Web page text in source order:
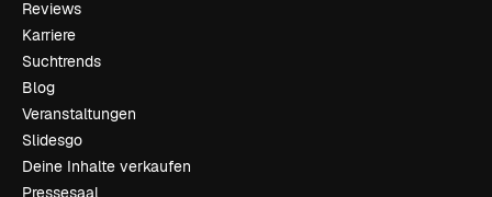
Reviews
Karriere
Suchtrends
Blog
Veranstaltungen
Slidesgo
Deine Inhalte verkaufen
Pressesaal